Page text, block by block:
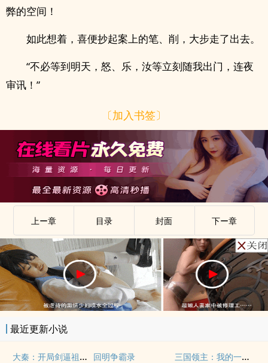
弊的空间！
如此想着，喜便抄起案上的笔、削，大步走了出去。
“不必等到明天，怒、乐，汝等立刻随我出门，连夜
审讯！”
〔加入书签〕
上ー章 目录 封面 下ー章
最近更新小说
大秦：开局剑逼祖龙退位！ 回明争霸录 三国领主：我的一切十倍暴击！